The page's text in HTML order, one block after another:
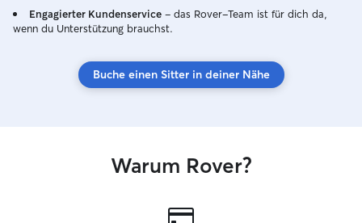
Engagierter Kundenservice – das Rover-Team ist für dich da,
wenn du Unterstützung brauchst.
Buche einen Sitter in deiner Nähe
Warum Rover?